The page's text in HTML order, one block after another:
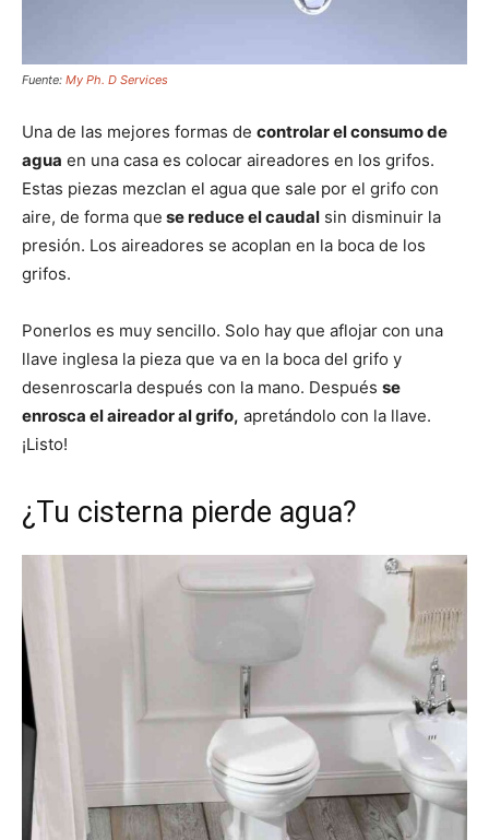
Fuente: My Ph. D Services
Una de las mejores formas de controlar el consumo de
agua en una casa es colocar aireadores en los grifos.
Estas piezas mezclan el agua que sale por el grifo con
aire, de forma que se reduce el caudal sin disminuir la
presión. Los aireadores se acoplan en la boca de los
grifos.
Ponerlos es muy sencillo. Solo hay que aflojar con una
llave inglesa la pieza que va en la boca del grifo y
desenroscarla después con la mano. Después se
enrosca el aireador al grifo, apretándolo con la llave.
¡Listo!
¿Tu cisterna pierde agua?